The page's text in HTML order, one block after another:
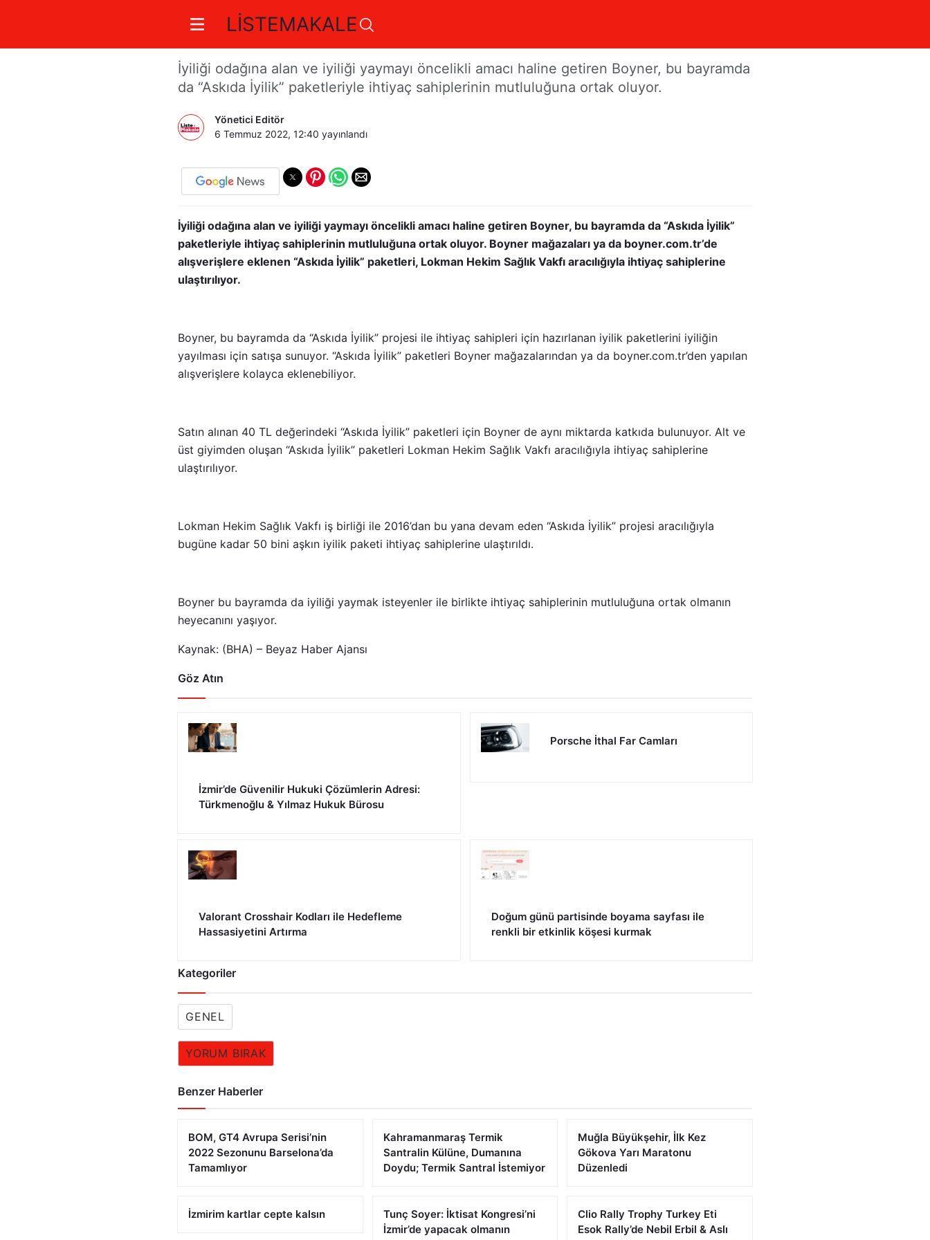
LİSTEMAKALE
“Askıda İyilik” ile Gülümseten Bayram
İyiliği odağına alan ve iyiliği yaymayı öncelikli amacı haline getiren Boyner, bu bayramda
da “Askıda İyilik” paketleriyle ihtiyaç sahiplerinin mutluluğuna ortak oluyor.
Yönetici Editör
6 Temmuz 2022, 12:40 yayınlandı
İyiliği odağına alan ve iyiliği yaymayı öncelikli amacı haline getiren Boyner, bu bayramda da “Askıda İyilik”
paketleriyle ihtiyaç sahiplerinin mutluluğuna ortak oluyor. Boyner mağazaları ya da boyner.com.tr’de
alışverişlere eklenen “Askıda İyilik” paketleri, Lokman Hekim Sağlık Vakfı aracılığıyla ihtiyaç sahiplerine
ulaştırılıyor.
Boyner, bu bayramda da “Askıda İyilik” projesi ile ihtiyaç sahipleri için hazırlanan iyilik paketlerini iyiliğin
yayılması için satışa sunuyor. “Askıda İyilik” paketleri Boyner mağazalarından ya da boyner.com.tr’den yapılan
alışverişlere kolayca eklenebiliyor.
Satın alınan 40 TL değerindeki “Askıda İyilik” paketleri için Boyner de aynı miktarda katkıda bulunuyor. Alt ve
üst giyimden oluşan “Askıda İyilik” paketleri Lokman Hekim Sağlık Vakfı aracılığıyla ihtiyaç sahiplerine
ulaştırılıyor.
Lokman Hekim Sağlık Vakfı iş birliği ile 2016’dan bu yana devam eden “Askıda İyilik” projesi aracılığıyla
bugüne kadar 50 bini aşkın iyilik paketi ihtiyaç sahiplerine ulaştırıldı.
Boyner bu bayramda da iyiliği yaymak isteyenler ile birlikte ihtiyaç sahiplerinin mutluluğuna ortak olmanın
heyecanını yaşıyor.
Kaynak: (BHA) – Beyaz Haber Ajansı
Göz Atın
İzmir’de Güvenilir Hukuki Çözümlerin Adresi:
Türkmenoğlu & Yılmaz Hukuk Bürosu
Porsche İthal Far Camları
Valorant Crosshair Kodları ile Hedefleme
Hassasiyetini Artırma
Doğum günü partisinde boyama sayfası ile
renkli bir etkinlik köşesi kurmak
Kategoriler
GENEL
YORUM BIRAK
Benzer Haberler
BOM, GT4 Avrupa Serisi’nin
2022 Sezonunu Barselona’da
Tamamlıyor
Kahramanmaraş Termik
Santralin Külüne, Dumanına
Doydu; Termik Santral İstemiyor
Muğla Büyükşehir, İlk Kez
Gökova Yarı Maratonu
Düzenledi
İzmirim kartlar cepte kalsın
Tunç Soyer: İktisat Kongresi’ni
İzmir’de yapacak olmanın
Clio Rally Trophy Turkey Eti
Esok Rally’de Nebil Erbil & Aslı